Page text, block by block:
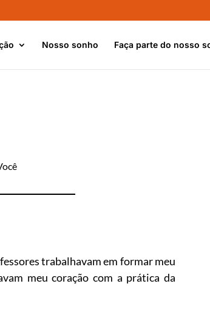
Nosso sonho Faça parte do nosso
trabalhavam em formar meu
meu coração com a prática da